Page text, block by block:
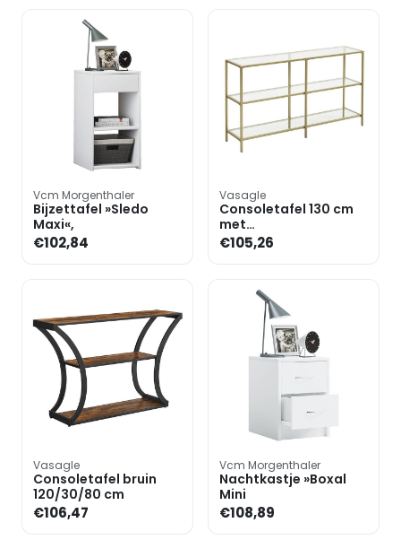
Vcm Morgenthaler
Bijzettafel »Sledo
Maxi«,
€102,84
Vasagle
Consoletafel 130 cm
met
zespootsonderstel
€105,26
Vasagle
Consoletafel bruin
120/30/80 cm
€106,47
Vcm Morgenthaler
Nachtkastje »Boxal
Mini
€108,89